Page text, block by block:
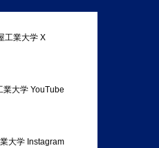
工業大学 X
業大学 YouTube
大学 Instagram